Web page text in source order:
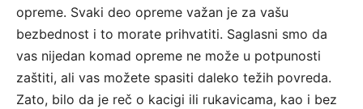
opreme. Svaki deo opreme važan je za vašu
bezbednost i to morate prihvatiti. Saglasni smo da
vas nijedan komad opreme ne može u potpunosti
zaštiti, ali vas možete spasiti daleko težih povreda.
Zato, bilo da je reč o kacigi ili rukavicama, kao i bez